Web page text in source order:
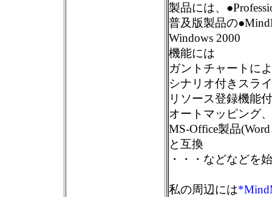
製品には、
普及版製品の
Windows 2000
機能には
ガントチャートに
シナリオ付きスラ
リソース登録機能
オートマッピング
MS-Office製品
と互換
・・・などなどを
私の周辺には